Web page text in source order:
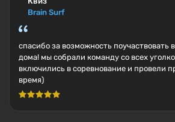
Brain Surf
спасибо за возможность поучаствовать
дома! мы собрали команду со всех
включились в соревнование и провели
время)